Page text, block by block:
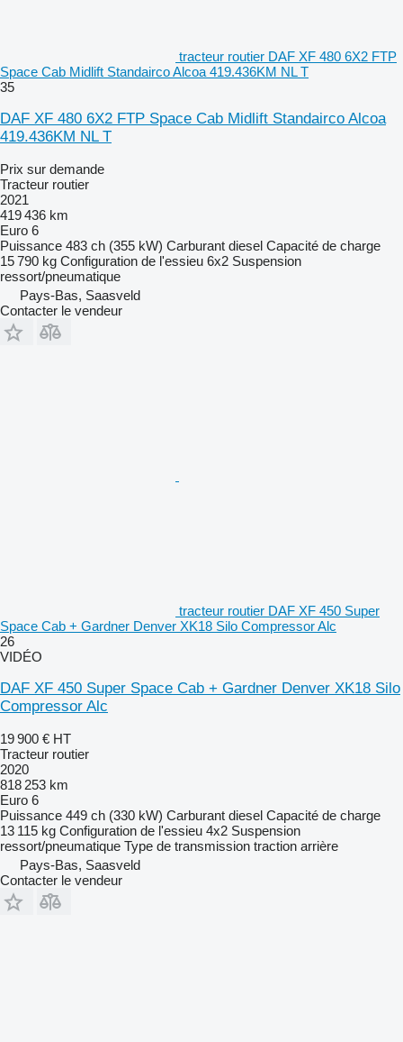
tracteur routier DAF XF 480 6X2 FTP
Space Cab Midlift Standairco Alcoa 419.436KM NL T
35
DAF XF 480 6X2 FTP Space Cab Midlift Standairco Alcoa
419.436KM NL T
Prix sur demande
Tracteur routier
2021
419 436 km
Euro 6
Puissance 483 ch (355 kW) Carburant diesel Capacité de charge
15 790 kg Configuration de l'essieu 6x2 Suspension
ressort/pneumatique
Pays-Bas, Saasveld
Contacter le vendeur
tracteur routier DAF XF 450 Super
Space Cab + Gardner Denver XK18 Silo Compressor Alc
26
VIDÉO
DAF XF 450 Super Space Cab + Gardner Denver XK18 Silo
Compressor Alc
19 900 € HT
Tracteur routier
2020
818 253 km
Euro 6
Puissance 449 ch (330 kW) Carburant diesel Capacité de charge
13 115 kg Configuration de l'essieu 4x2 Suspension
ressort/pneumatique Type de transmission traction arrière
Pays-Bas, Saasveld
Contacter le vendeur